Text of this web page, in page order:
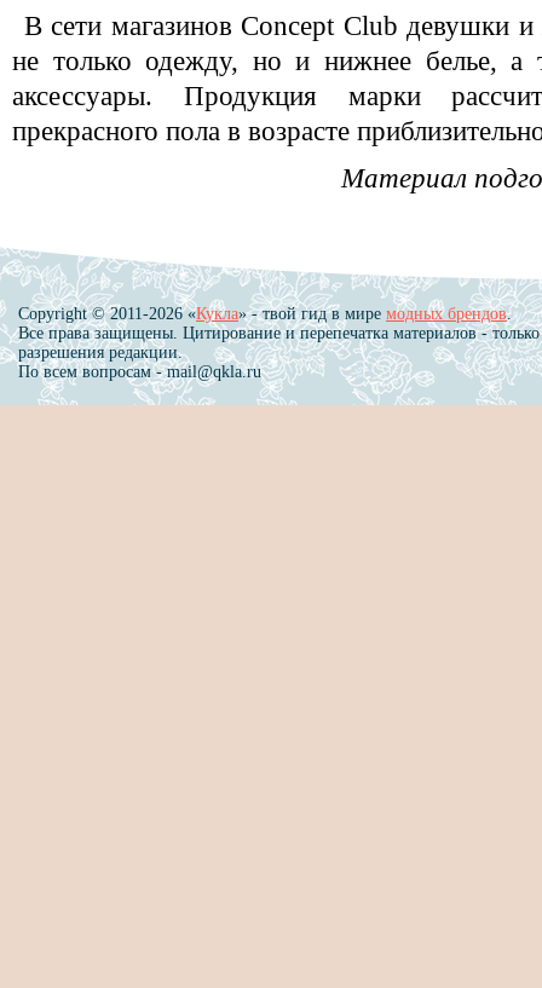
В сети магазинов Concept Club девушки
не только одежду, но и нижнее белье, а
аксессуары. Продукция марки
прекрасного пола в возрасте
Материал
Copyright © 2011-2026 «Кукла» - твой гид в мире модных брендов.
Все права защищены. Цитирование и перепечатка материалов - только
разрешения редакции.
По всем вопросам - mail@qkla.ru